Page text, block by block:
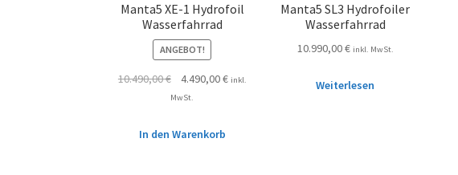
Manta5 XE-1 Hydrofoil
Wasserfahrrad
ANGEBOT!
10.490,00€ 4.490,00€ inkl.
MwSt.
In den Warenkorb
Manta5 SL3 Hydrofoiler
Wasserfahrrad
10.990,00€ inkl. MwSt.
Weiterlesen